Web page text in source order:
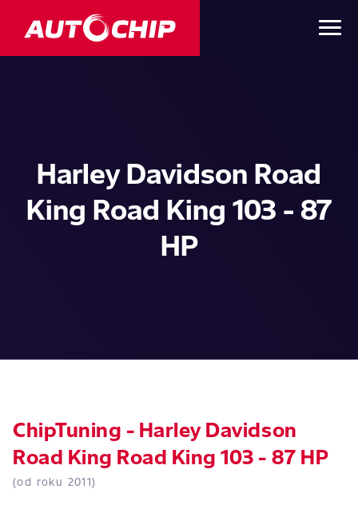
Harley Davidson Road
King Road King 103 - 87
HP
ChipTuning - Harley Davidson
Road King Road King 103 - 87 HP
(od roku 2011)